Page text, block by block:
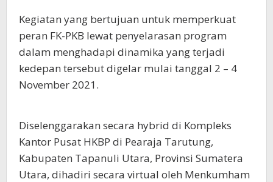
Kegiatan yang bertujuan untuk memperkuat
peran FK-PKB lewat penyelarasan program
dalam menghadapi dinamika yang terjadi
kedepan tersebut digelar mulai tanggal 2 – 4
November 2021.
Diselenggarakan secara hybrid di Kompleks
Kantor Pusat HKBP di Pearaja Tarutung,
Kabupaten Tapanuli Utara, Provinsi Sumatera
Utara, dihadiri secara virtual oleh Menkumham